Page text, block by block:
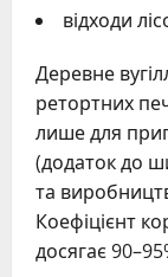
відходи
Деревне
ретортних
лише для
(додаток до
та
Коефіцієнт
досягає